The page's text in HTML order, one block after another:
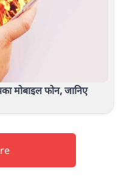
मोबाइल फोन, जानिए